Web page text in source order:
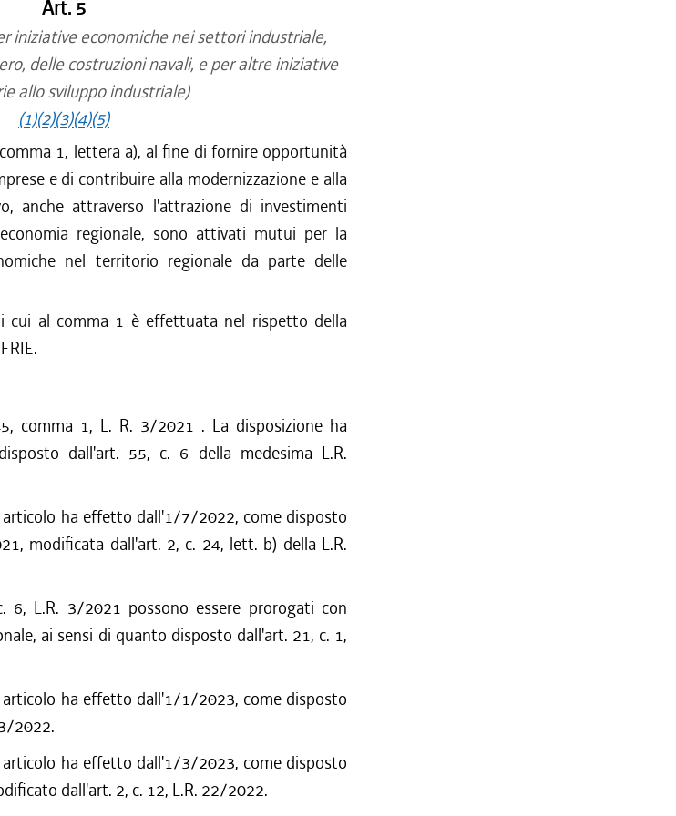
Art. 5
iniziative economiche nei settori industriale,
delle costruzioni navali, e per altre iniziative
allo sviluppo industriale)
(1)(2)(3)(4)(5)
1, lettera a), al fine di fornire opportunità
e di contribuire alla modernizzazione e alla
anche attraverso l'attrazione di investimenti
regionale, sono attivati mutui per la
nel territorio regionale da parte delle
cui al comma 1 è effettuata nel rispetto della
comma 1, L. R. 3/2021 . La disposizione ha
dall'art. 55, c. 6 della medesima L.R.
articolo ha effetto dall'1/7/2022, come disposto
modificata dall'art. 2, c. 24, lett. b) della L.R.
L.R. 3/2021 possono essere prorogati con
ai sensi di quanto disposto dall'art. 21, c. 1,
articolo ha effetto dall'1/1/2023, come disposto
2022.
articolo ha effetto dall'1/3/2023, come disposto
dall'art. 2, c. 12, L.R. 22/2022.